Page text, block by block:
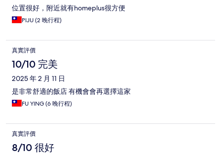
位置很好，附近就有homeplus很方便
PIJU (2 晚行程)
真實評價
10/10 完美
2025 年 2 月 11 日
是非常舒適的飯店 有機會會再選擇這家
FU YING (6 晚行程)
真實評價
8/10 很好